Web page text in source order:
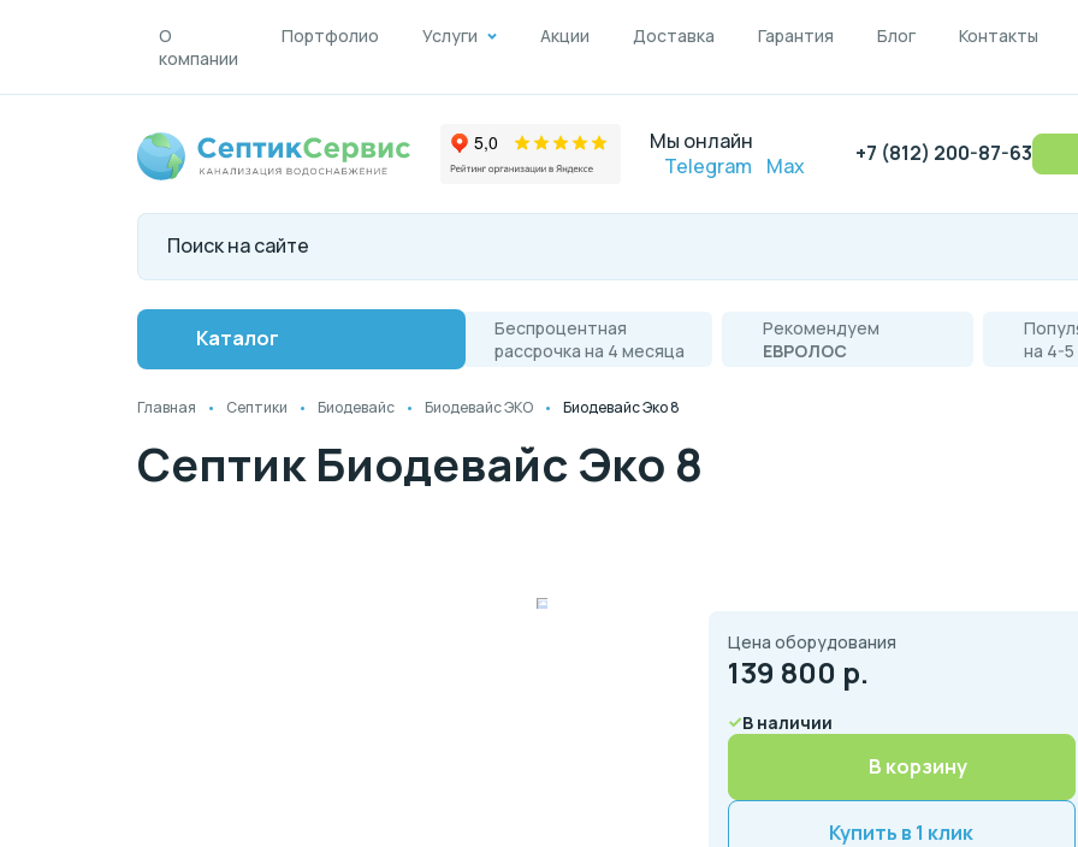
О
компании
Портфолио Услуги Акции Доставка Гарантия Блог Контакты
Мы онлайн
Telegram
Max +7 (812) 200-87-63
Каталог
Беспроцентная
рассрочка на 4 месяца
Рекомендуем
ЕВРОЛОС
на 4-
Главная Септики Биодевайс Биодевайс ЭКО Биодевайс Эко 8
Септик Биодевайс Эко 8
Цена оборудования
139 800 р.
В наличии
В корзину
Купить в 1 клик